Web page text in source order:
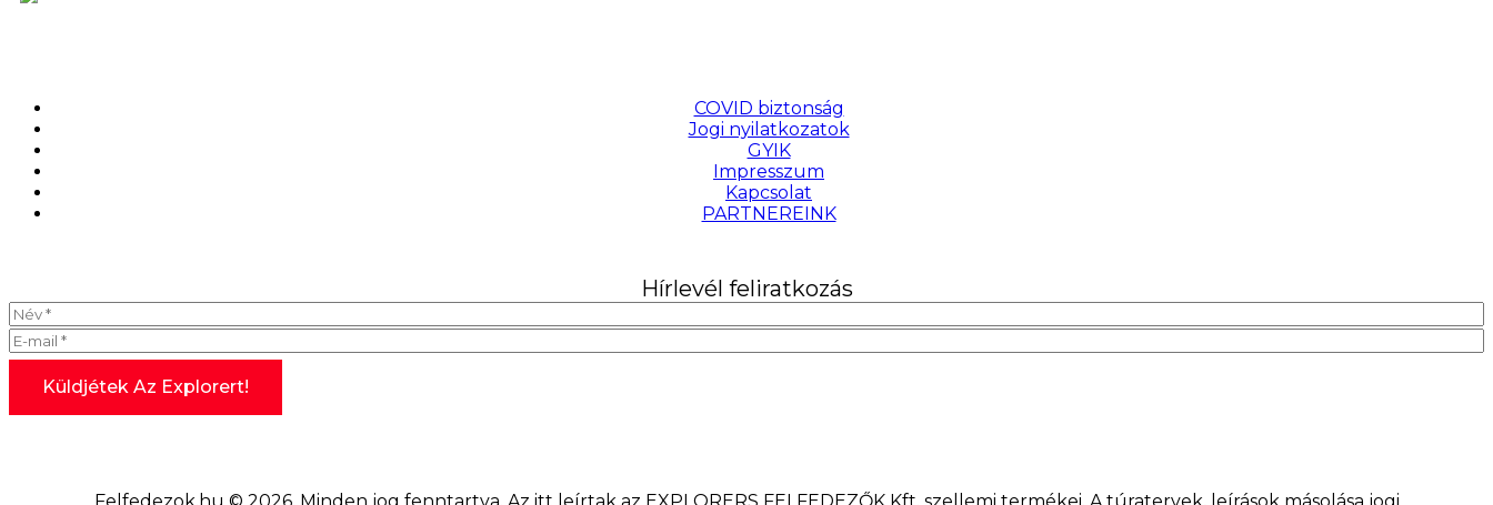
COVID biztonság
Jogi nyilatkozatok
GYIK
Impresszum
Kapcsolat
PARTNEREINK
Hírlevél feliratkozás